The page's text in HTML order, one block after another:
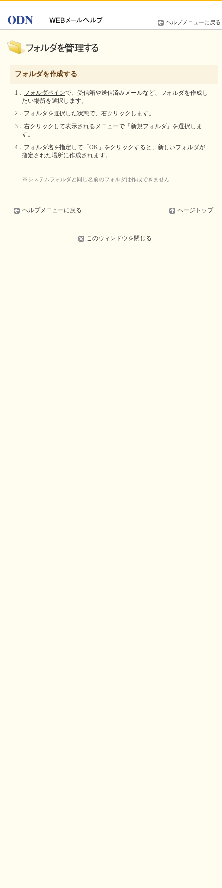
ヘルプメニューに戻る
フォルダを作成する
1． フォルダペインで、受信箱や送信済みメールなど、フォルダを作成し
たい場所を選択します。
2．フォルダを選択した状態で、右クリックします。
3．右クリックして表示されるメニューで「新規フォルダ」を選択しま
す。
4．フォルダ名を指定して「OK」をクリックすると、新しいフォルダが
指定された場所に作成されます。
※システムフォルダと同じ名前のフォルダは作成できません
ヘルプメニューに戻る ページトップ
このウィンドウを閉じる